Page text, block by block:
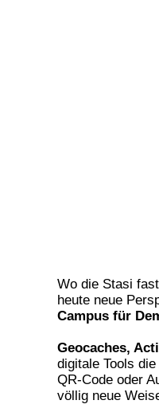
Wo die Stasi
heute neue
Campus für
Geocaches,
digitale Tools
QR-Code oder
völlig neue